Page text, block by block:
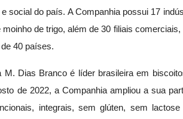
social do país. A Companhia possui 17
de trigo, além de 30 filiais
40 países.
M. Dias Branco é líder brasileira em
de 2022, a Companhia ampliou a sua
integrais, sem glúten, sem